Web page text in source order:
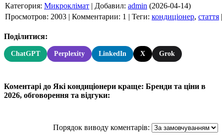
Категория: Микроклімат | Добавил: admin (2026-04-14)
Просмотров: 2003 | Комментарии: 1 | Теги: кондиціонер, стаття
Поділитися:
ChatGPT Perplexity LinkedIn X Grok
Коментарі до Які кондиціонери краще: Бренди та ціни в
2026, обговорення та відгуки:
Порядок виводу коментарів: